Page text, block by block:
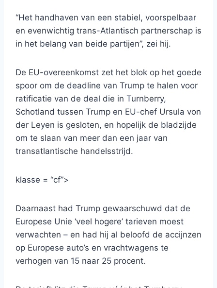
“Het handhaven van een stabiel, voorspelbaar
en evenwichtig trans-Atlantisch partnerschap is
in het belang van beide partijen”, zei hij.
De EU-overeenkomst zet het blok op het goede
spoor om de deadline van Trump te halen voor
ratificatie van de deal die in Turnberry,
Schotland tussen Trump en EU-chef Ursula von
der Leyen is gesloten, en hopelijk de bladzijde
om te slaan van meer dan een jaar van
transatlantische handelsstrijd.
klasse = “cf”>
Daarnaast had Trump gewaarschuwd dat de
Europese Unie ‘veel hogere’ tarieven moest
verwachten – en had hij al beloofd de accijnzen
op Europese auto’s en vrachtwagens te
verhogen van 15 naar 25 procent.